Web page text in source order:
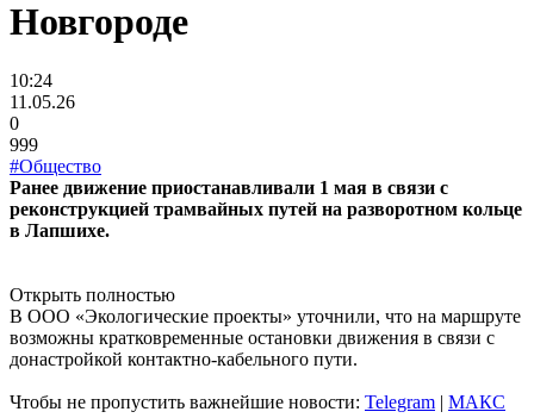
Новгороде
10:24
11.05.26
0
999
#Общество
Ранее движение приостанавливали 1 мая в связи с
реконструкцией трамвайных путей на разворотном кольце
в Лапшихе.
Открыть полностью
В ООО «Экологические проекты» уточнили, что на маршруте
возможны кратковременные остановки движения в связи с
донастройкой контактно-кабельного пути.
Чтобы не пропустить важнейшие новости: Telegram | MAКС